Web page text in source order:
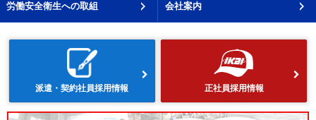
労働安全衛生への取組 会社案内
派遣・契約社員採用情報 正社員採用情報